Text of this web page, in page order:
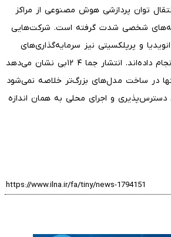
توان پردازشی هوش مصنوعی از مراکز
شخصی شدت گرفته است. شرکت‌هایی
و پرپلکسیتی نیز سرمایه‌گذاری‌های
گسترده‌ای در این حوزه انجام داده‌اند. انتشار جما ۴ ۱۲بی نشان می‌دهد
در ساخت مدل‌های بزرگ‌تر خلاصه نمی‌شود
دسترس‌پذیری و اجرای محلی به همان اندازه